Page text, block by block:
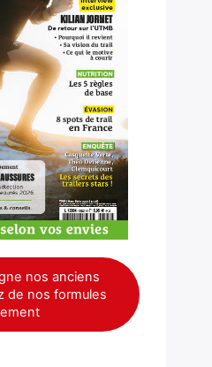
nos anciens
de nos formules